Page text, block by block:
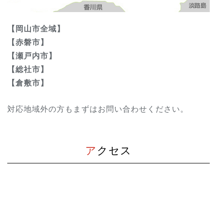
【岡山市全域】
【赤磐市】
【瀬戸内市】
【総社市】
【倉敷市】
対応地域外の方もまずはお問い合わせください。
アクセス